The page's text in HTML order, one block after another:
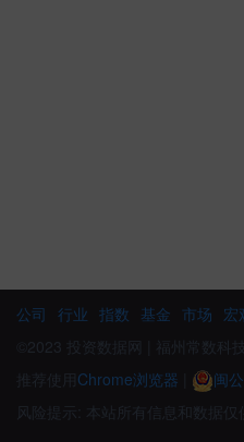
公司 行业 指数 基金 市场 宏
©2023 投资数据网 | 福州常数科
推荐使用 Chrome浏览器 闽
风险提示: 本站所有信息和数据